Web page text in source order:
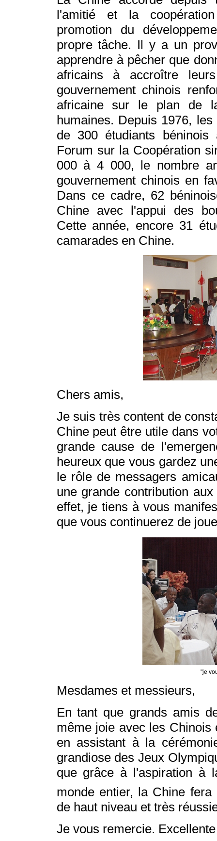
l'amitié et la
promotion du
propre tâche. Il y a un
apprendre à pêcher que
africains à accroître
gouvernement chinois
africaine sur le plan de
humaines. Depuis 1976,
de 300 étudiants béninois
Forum sur la Coopération
000 à 4 000, le nombre
gouvernement chinois en
Dans ce cadre, 62
Chine avec l'appui des
Cette année, encore 31
camarades en Chine.
Chers amis,
Je suis très content de
Chine peut être utile dans
grande cause de
heureux que vous gardez
le rôle de messagers
une grande contribution
effet, je tiens à vous
que vous continuerez de
"je
Mesdames et messieurs,
En tant que grands amis
même joie avec les
en assistant à la
grandiose des Jeux
que grâce à l'aspiration à
monde entier, la Chine fera
de haut niveau et très
Je vous remercie.